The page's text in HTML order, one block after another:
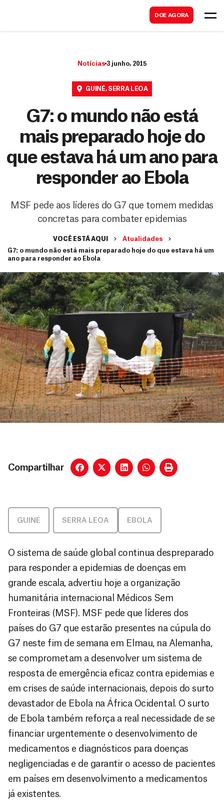
DOE AGORA
r
Notícias 3 junho, 2015
GUINÉ, SERRA LEOA
G7: o mundo não está
mais preparado hoje do
que estava há um ano para
responder ao Ebola
MSF pede aos líderes do G7 que tomem medidas
concretas para combater epidemias
VOCÊ ESTÁ AQUI
Atualidades
G7: o mundo não está mais preparado hoje do que estava há um
ano para responder ao Ebola
Compartilhar
GUINÉ SERRA LEOA EBOLA
O sistema de saúde global continua despreparado
para responder a epidemias de doenças em
grande escala, advertiu hoje a organização
humanitária internacional Médicos Sem
Fronteiras (MSF). MSF pede que líderes dos
países do G7 que estarão presentes na cúpula do
G7 neste fim de semana em Elmau, na Alemanha,
se comprometam a desenvolver um sistema de
resposta de emergência eficaz contra epidemias e
em crises de saúde internacionais, depois do surto
devastador de Ebola na África Ocidental. O surto
de Ebola também reforça a real necessidade de se
financiar urgentemente o desenvolvimento de
medicamentos e diagnósticos para doenças
negligenciadas e de garantir o acesso de pacientes
em países em desenvolvimento a medicamentos
já existentes.
a
r